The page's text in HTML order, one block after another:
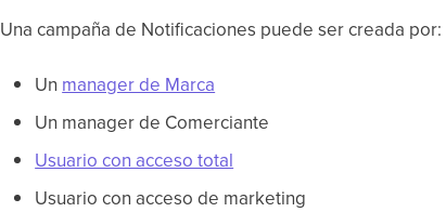
Una campaña de Notificaciones puede ser creada por:
Un manager de Marca
Un manager de Comerciante
Usuario con acceso total
Usuario con acceso de marketing